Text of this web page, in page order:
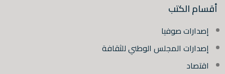
أقسام الكتب
إصدارات صوفيا
إصدارات المجلس الوطني للثقافة
اقتصاد